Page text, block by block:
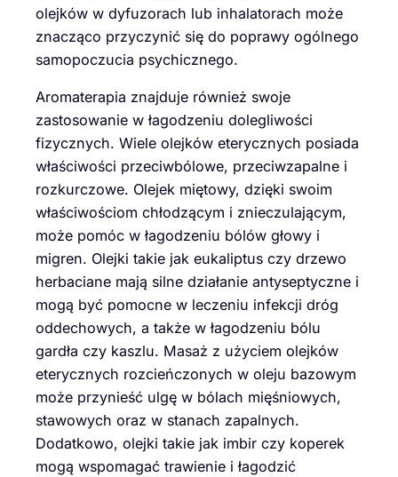
olejków w dyfuzorach lub inhalatorach może
znacząco przyczynić się do poprawy ogólnego
samopoczucia psychicznego.
Aromaterapia znajduje również swoje
zastosowanie w łagodzeniu dolegliwości
fizycznych. Wiele olejków eterycznych posiada
właściwości przeciwbólowe, przeciwzapalne i
rozkurczowe. Olejek miętowy, dzięki swoim
właściwościom chłodzącym i znieczulającym,
może pomóc w łagodzeniu bólów głowy i
migren. Olejki takie jak eukaliptus czy drzewo
herbaciane mają silne działanie antyseptyczne i
mogą być pomocne w leczeniu infekcji dróg
oddechowych, a także w łagodzeniu bólu
gardła czy kaszlu. Masaż z użyciem olejków
eterycznych rozcieńczonych w oleju bazowym
może przynieść ulgę w bólach mięśniowych,
stawowych oraz w stanach zapalnych.
Dodatkowo, olejki takie jak imbir czy koperek
mogą wspomagać trawienie i łagodzić